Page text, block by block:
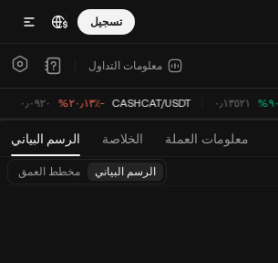
تسجيل
معلومات التداول
٠٫١٣٥٢١ CASHCAT/USDT ‮-‭٢٠٫١٣٪؜‬%‬ ٠٫٠٩٢٠
الرسم البياني الخلاصة معلومات العملة
الرسم البياني مخطط العمق